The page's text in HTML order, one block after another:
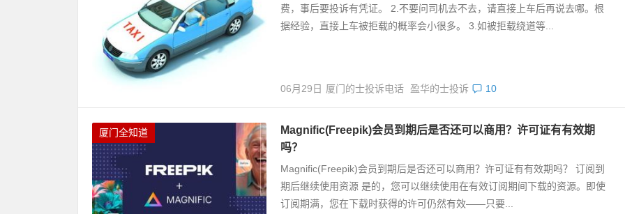
费，事后要投诉有凭证。 2.不要问司机去不去，请直接上车后再说去哪。根
据经验，直接上车被拒载的概率会小很多。 3.如被拒载绕道等...
06月29日 厦门的士投诉电话 盈华的士投诉 10
厦门全知道
Magnific(Freepik)会员到期后是否还可以商用？许可证有有效期
吗？
Magnific(Freepik)会员到期后是否还可以商用？许可证有有效期吗？ 订阅到
期后继续使用资源 是的，您可以继续使用在有效订阅期间下载的资源。即使
订阅期满，您在下载时获得的许可仍然有效——只要...